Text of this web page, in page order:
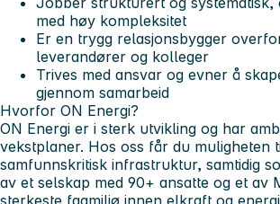
med høy kompleksitet
Er en trygg relasjonsbygger
leverandører og kolleger
Trives med ansvar og evner å
gjennom samarbeid
Hvorfor ON Energi?
ON Energi er i sterk utvikling og har
vekstplaner. Hos oss får du muligheten
samfunnskritisk infrastruktur, samtidig
av et selskap med 90+ ansatte og et av
sterkeste fagmiljø innen elkraft og